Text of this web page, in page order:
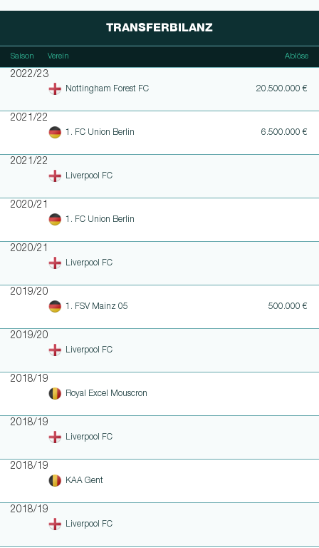
TRANSFERBILANZ
Saison Verein Ablöse
2022/23
Nottingham Forest FC 20.500.000 €
2021/22
1. FC Union Berlin 6.500.000 €
2021/22
Liverpool FC
2020/21
1. FC Union Berlin
2020/21
Liverpool FC
2019/20
1. FSV Mainz 05 500.000 €
2019/20
Liverpool FC
2018/19
Royal Excel Mouscron
2018/19
Liverpool FC
2018/19
KAA Gent
2018/19
Liverpool FC